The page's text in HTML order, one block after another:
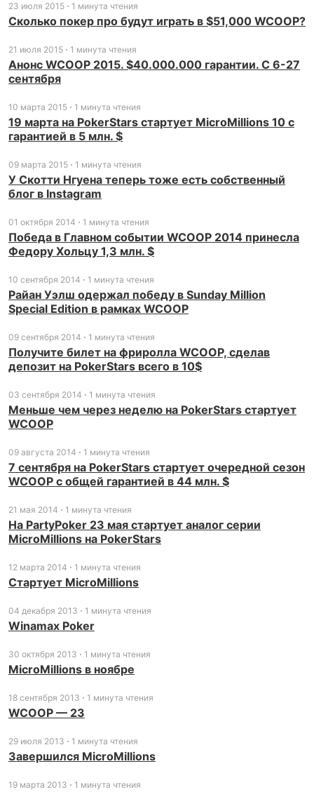
23 июля 2015 1 минута чтения
Сколько покер про будут играть в $51,000 WCOOP?
21 июля 2015 1 минута чтения
Анонс WCOOP 2015. $40.000.000 гарантии. С 6-27
сентября
10 марта 2015 1 минута чтения
19 марта на PokerStars стартует MicroMillions 10 с
гарантией в 5 млн. $
09 марта 2015 1 минута чтения
У Скотти Нгуена теперь тоже есть собственный
блог в Instagram
01 октября 2014 1 минута чтения
Победа в Главном событии WCOOP 2014 принесла
Федору Хольцу 1,3 млн. $
10 сентября 2014 1 минута чтения
Райан Уэлш одержал победу в Sunday Million
Special Edition в рамках WCOOP
09 сентября 2014 1 минута чтения
Получите билет на фриролла WCOOP, сделав
депозит на PokerStars всего в 10$
03 сентября 2014 1 минута чтения
Меньше чем через неделю на PokerStars стартует
WCOOP
09 августа 2014 1 минута чтения
7 сентября на PokerStars стартует очередной сезон
WCOOP с общей гарантией в 44 млн. $
21 мая 2014 1 минута чтения
На PartyPoker 23 мая стартует аналог серии
MicroMillions на PokerStars
12 марта 2014 1 минута чтения
Стартует MicroMillions
04 декабря 2013 1 минута чтения
Winamax Poker
30 октября 2013 1 минута чтения
MicroMillions в ноябре
18 сентября 2013 1 минута чтения
WCOOP — 23
29 июля 2013 1 минута чтения
Завершился MicroMillions
19 марта 2013 1 минута чтения